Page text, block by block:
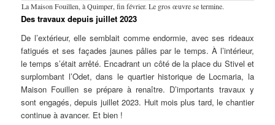
La Maison Fouillen, à Quimper, fin février. Le gros œuvre se termine.
Des travaux depuis juillet 2023
De l’extérieur, elle semblait comme endormie, avec ses rideaux
fatigués et ses façades jaunes pâlies par le temps. À l’intérieur,
le temps s’était arrêté. Encadrant un côté de la place du Stivel et
surplombant l’Odet, dans le quartier historique de Locmaria, la
Maison Fouillen se prépare à renaître. D’importants travaux y
sont engagés, depuis juillet 2023. Huit mois plus tard, le chantier
continue à avancer. Et bien !